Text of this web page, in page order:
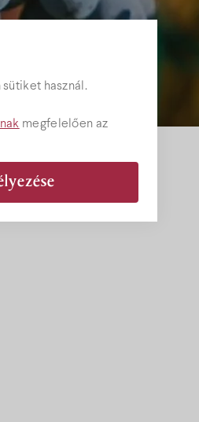
használ.
megfelelően az